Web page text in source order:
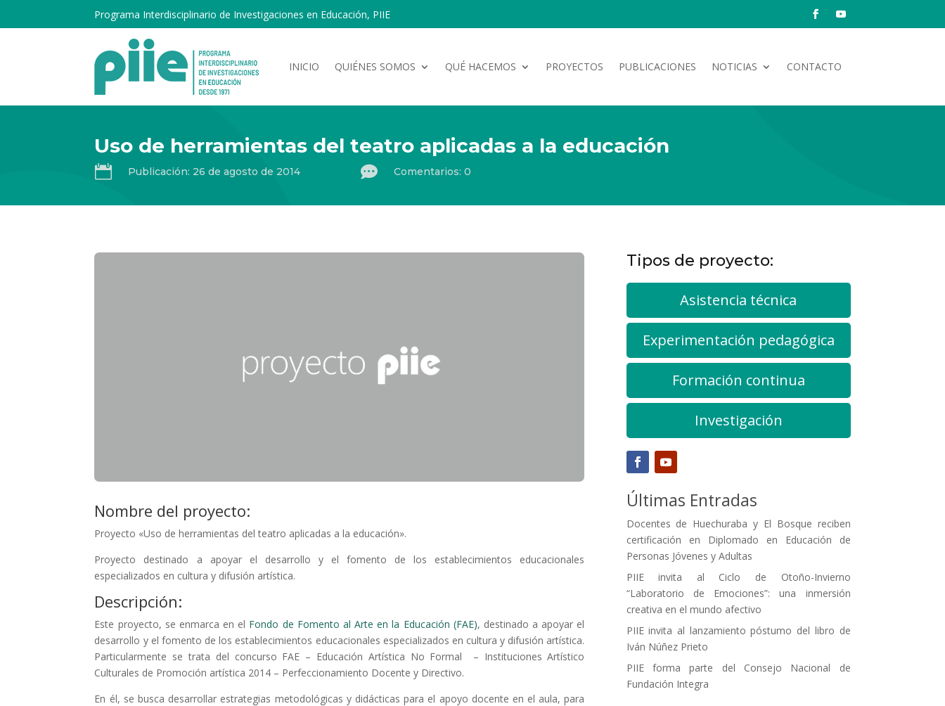
Programa Interdisciplinario de Investigaciones en Educación, PIIE
INICIO QUIÉNES SOMOS QUÉ HACEMOS PROYECTOS PUBLICACIONES NOTICIAS CONTACTO
Uso de herramientas del teatro aplicadas a la educación
 Publicación: 26 de agosto de 2014  Comentarios: 0
Nombre del proyecto:
Proyecto «Uso de herramientas del teatro aplicadas a la educación».
Proyecto destinado a apoyar el desarrollo y el fomento de los establecimientos educacionales
especializados en cultura y difusión artística.
Descripción:
Este proyecto, se enmarca en el Fondo de Fomento al Arte en la Educación (FAE), destinado a apoyar el
desarrollo y el fomento de los establecimientos educacionales especializados en cultura y difusión artística.
Particularmente se trata del concurso FAE – Educación Artística No Formal – Instituciones Artístico
Culturales de Promoción artística 2014 – Perfeccionamiento Docente y Directivo.
En él, se busca desarrollar estrategias metodológicas y didácticas para el apoyo docente en el aula, para
Tipos de proyecto:
Asistencia técnica
Experimentación pedagógica
Formación continua
Investigación
Últimas Entradas
Docentes de Huechuraba y El Bosque reciben
certificación en Diplomado en Educación de
Personas Jóvenes y Adultas
PIIE invita al Ciclo de Otoño-Invierno
“Laboratorio de Emociones”: una inmersión
creativa en el mundo afectivo
PIIE invita al lanzamiento póstumo del libro de
Iván Núñez Prieto
PIIE forma parte del Consejo Nacional de
Fundación Integra